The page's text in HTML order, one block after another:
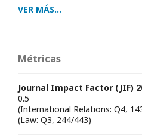
VER MÁS...
Métricas
Journal Impact Factor (JIF)
0.5
(International Relations: Q4,
(Law: Q3, 244/443)